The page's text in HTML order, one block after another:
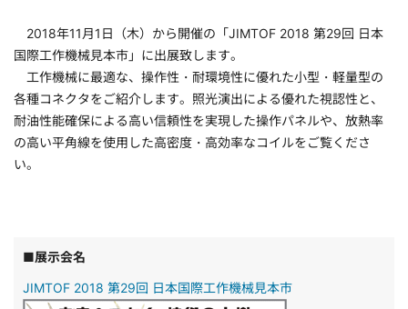
2018年11月1日（木）から開催の「JIMTOF 2018 第29回 日本
国際工作機械見本市」に出展致します。
工作機械に最適な、操作性・耐環境性に優れた小型・軽量型の
各種コネクタをご紹介します。照光演出による優れた視認性と、
耐油性能確保による高い信頼性を実現した操作パネルや、放熱率
の高い平角線を使用した高密度・高効率なコイルをご覧くださ
い。
■展示会名
JIMTOF 2018 第29回 日本国際工作機械見本市